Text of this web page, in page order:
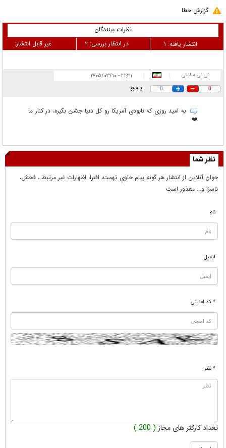
گزارش خطا
نظرات بینندگان
غیر قابل انتشار:
در انتظار بررسی: ۲ انتشار یافته: ۱
نی نی سایتی ۲۱:۳۱ - ۱۴۰۵/۰۳/۱۰
0
0 پاسخ
به امید روزی که نابودی آمریکا رو کل دنیا جشن بگیره، در کنار ما
❤️
نظر شما
جوان آنلاين از انتشار هر گونه پيام حاوي تهمت، افترا، اظهارات غير مرتبط ، فحش،
ناسزا و... معذور است
نام
ایمیل
* کد امنیتی
* نظر
تعداد کارکتر های مجاز ( 200 )